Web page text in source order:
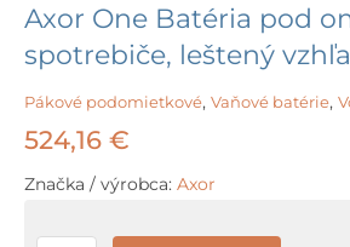
Axor One Batéria pod
spotrebiče, leštený
Pákové podomietkové, Vaňové batérie,
524,16 €
Značka / výrobca: Axor